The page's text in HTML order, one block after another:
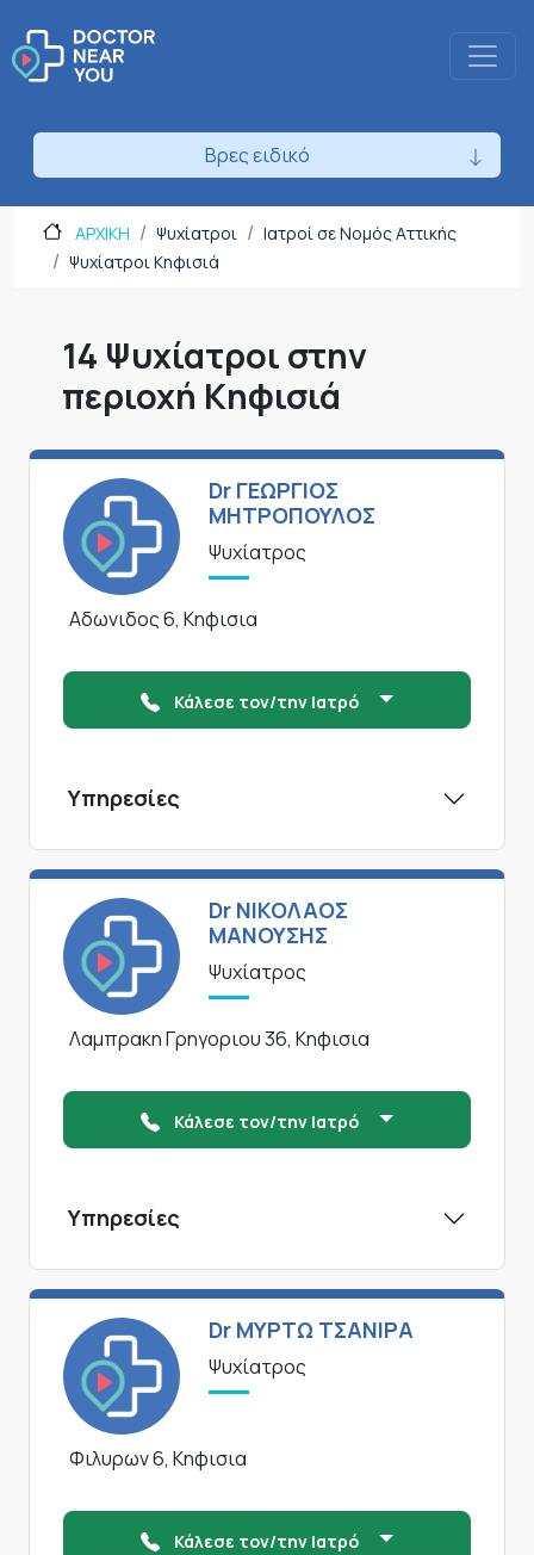
Βρες ειδικό
ΑΡΧΙΚΗ Ψυχίατροι
Ιατροί σε Νομός Αττικής
Ψυχίατροι Κηφισιά
14 Ψυχίατροι στην
περιοχή Κηφισιά
Dr ΓΕΩΡΓΙΟΣ
ΜΗΤΡΟΠΟΥΛΟΣ
Ψυχίατρος
Αδωνιδος 6, Κηφισια
Κάλεσε τον/την Ιατρό
Υπηρεσίες
Dr ΝΙΚΟΛΑΟΣ
ΜΑΝΟΥΣΗΣ
Ψυχίατρος
Λαμπρακη Γρηγοριου 36, Κηφισια
Κάλεσε τον/την Ιατρό
Υπηρεσίες
Dr ΜΥΡΤΩ ΤΣΑΝΙΡΑ
Ψυχίατρος
Φιλυρων 6, Κηφισια
Κάλεσε τον/την Ιατρό